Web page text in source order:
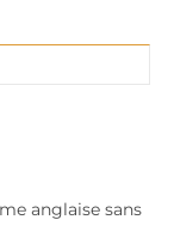
anglaise sans